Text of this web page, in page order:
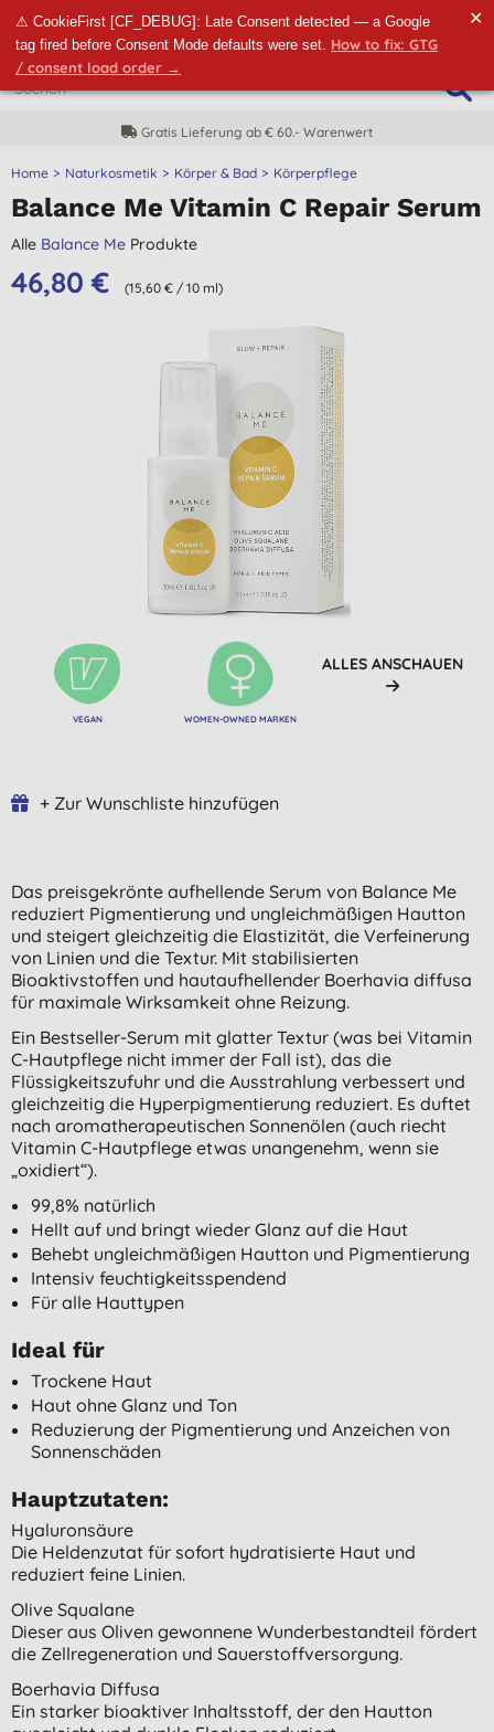
⚠ CookieFirst [CF_DEBUG]: Late Consent detected — a Google
tag fired before Consent Mode defaults were set. How to fix: GTG
/ consent load order →
✕
Lieferung ab € 60.- Warenwert
Home Naturkosmetik Körper & Bad Körperpflege
Balance Me Vitamin C Repair Serum
Alle Balance Me Produkte
46,80 € (15,60 € / 10 ml)
VEGAN WOMEN-OWNED MARKEN
ALLES ANSCHAUEN
+ Zur Wunschliste hinzufügen
Das preisgekrönte aufhellende Serum von Balance Me
reduziert Pigmentierung und ungleichmäßigen Hautton
und steigert gleichzeitig die Elastizität, die Verfeinerung
von Linien und die Textur. Mit stabilisierten
Bioaktivstoffen und hautaufhellender Boerhavia diffusa
für maximale Wirksamkeit ohne Reizung.
Ein Bestseller-Serum mit glatter Textur (was bei Vitamin
C-Hautpflege nicht immer der Fall ist), das die
Flüssigkeitszufuhr und die Ausstrahlung verbessert und
gleichzeitig die Hyperpigmentierung reduziert. Es duftet
nach aromatherapeutischen Sonnenölen (auch riecht
Vitamin C-Hautpflege etwas unangenehm, wenn sie
„oxidiert“).
99,8% natürlich
Hellt auf und bringt wieder Glanz auf die Haut
Behebt ungleichmäßigen Hautton und Pigmentierung
Intensiv feuchtigkeitsspendend
Für alle Hauttypen
Ideal für
Trockene Haut
Haut ohne Glanz und Ton
Reduzierung der Pigmentierung und Anzeichen von
Sonnenschäden
Hauptzutaten:
Hyaluronsäure
Die Heldenzutat für sofort hydratisierte Haut und
reduziert feine Linien.
Olive Squalane
Dieser aus Oliven gewonnene Wunderbestandteil fördert
die Zellregeneration und Sauerstoffversorgung.
Boerhavia Diffusa
Ein starker bioaktiver Inhaltsstoff, der den Hautton